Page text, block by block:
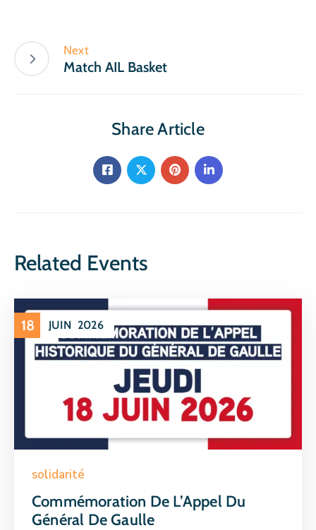
Next
Match AIL Basket
Share Article
Related Events
18 JUIN 2026
solidarité
Commémoration De L’Appel Du
Général De Gaulle